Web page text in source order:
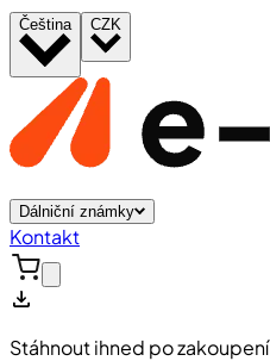
Čeština CZK
Dálniční známky
Kontakt
Stáhnout ihned po zakoupení